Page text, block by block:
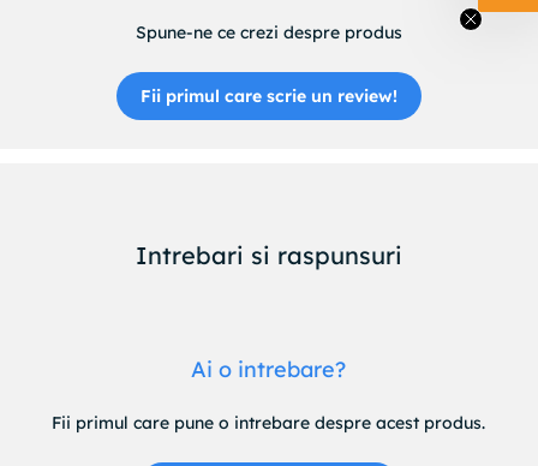
Spune-ne ce crezi despre produs
Fii primul care scrie un review!
Intrebari si raspunsuri
Ai o intrebare?
Fii primul care pune o intrebare despre acest produs.